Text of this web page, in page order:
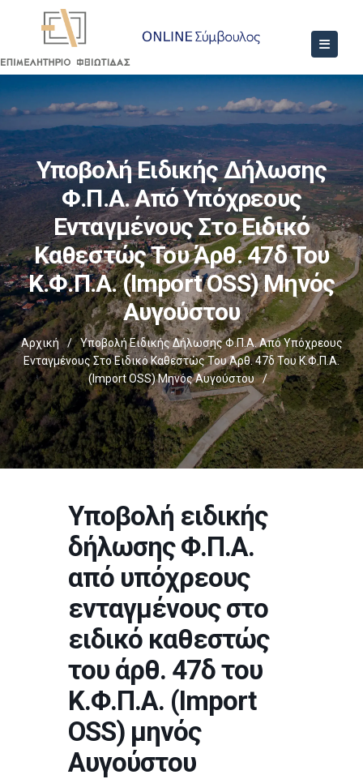
Υποβολή Ειδικής Δήλωσης
Φ.Π.Α. Από Υπόχρεους
Ενταγμένους Στο Ειδικό
Καθεστώς Του Άρθ. 47δ Του
Κ.Φ.Π.Α. (Import OSS) Μηνός
Αυγούστου
Αρχική /
Υποβολή Ειδικής Δήλωσης Φ.Π.Α. Από Υπόχρεους
Ενταγμένους Στο Ειδικό Καθεστώς Του Άρθ. 47δ Του Κ.Φ.Π.Α.
(Import OSS) Μηνός Αυγούστου
/
Υποβολή ειδικής
δήλωσης Φ.Π.Α.
από υπόχρεους
ενταγμένους στο
ειδικό καθεστώς
του άρθ. 47δ του
Κ.Φ.Π.Α. (Import
OSS) μηνός
Αυγούστου